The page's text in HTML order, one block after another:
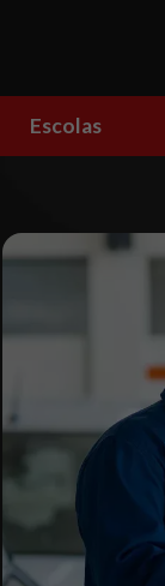
Escolas